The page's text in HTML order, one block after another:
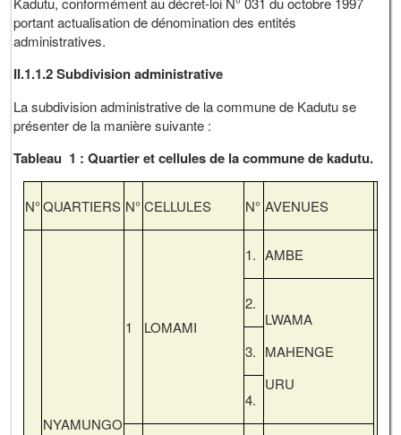
portant actualisation de dénomination des entités
administratives.
II.1.1.2 Subdivision administrative
La subdivision administrative de la commune de Kadutu se
présenter de la manière suivante :
Tableau 1 : Quartier et cellules de la commune de kadutu.
N°QUARTIERS N°CELLULES N° AVENUES
NYAMUNGO
1 LOMAMI
1. AMBE
2.
LWAMA
MAHENGE
URU
3.
4.